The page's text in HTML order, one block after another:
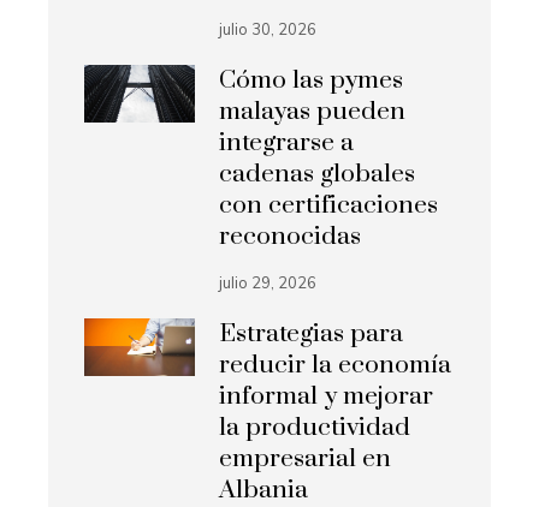
julio 30, 2026
Cómo las pymes
malayas pueden
integrarse a
cadenas globales
con certificaciones
reconocidas
julio 29, 2026
Estrategias para
reducir la economía
informal y mejorar
la productividad
empresarial en
Albania